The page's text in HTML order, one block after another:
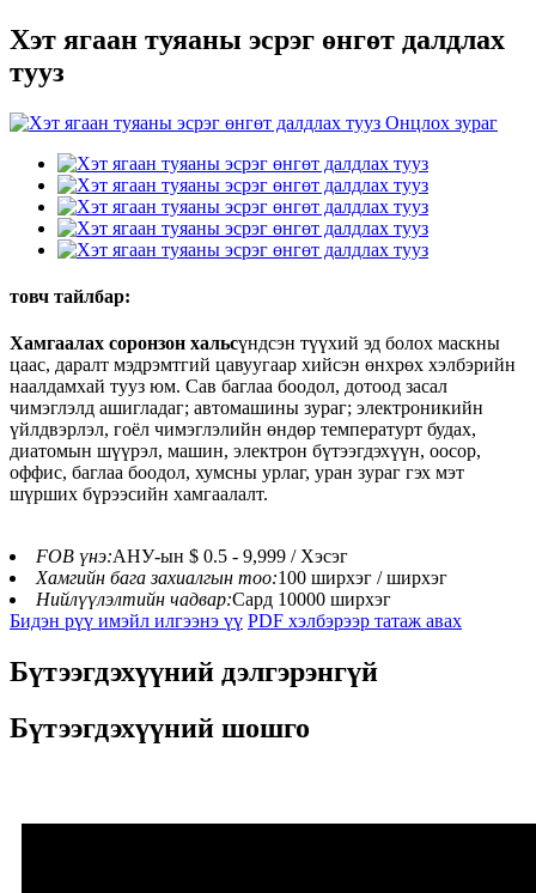
Хэт ягаан туяаны эсрэг өнгөт далдлах
тууз
товч тайлбар:
Хамгаалах соронзон хальсүндсэн түүхий эд болох маскны
цаас, даралт мэдрэмтгий цавуугаар хийсэн өнхрөх хэлбэрийн
наалдамхай тууз юм. Сав баглаа боодол, дотоод засал
чимэглэлд ашигладаг; автомашины зураг; электроникийн
үйлдвэрлэл, гоёл чимэглэлийн өндөр температурт будах,
диатомын шүүрэл, машин, электрон бүтээгдэхүүн, оосор,
оффис, баглаа боодол, хумсны урлаг, уран зураг гэх мэт
шүрших бүрээсийн хамгаалалт.
FOB үнэ:АНУ-ын $ 0.5 - 9,999 / Хэсэг
Хамгийн бага захиалгын тоо:100 ширхэг / ширхэг
Нийлүүлэлтийн чадвар:Сард 10000 ширхэг
Бидэн рүү имэйл илгээнэ үү PDF хэлбэрээр татаж авах
Бүтээгдэхүүний дэлгэрэнгүй
Бүтээгдэхүүний шошго